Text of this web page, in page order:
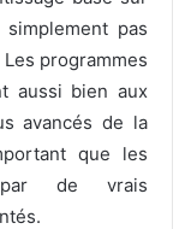
pas
programmes
aussi bien aux
avancés de la
que les
par de vrais